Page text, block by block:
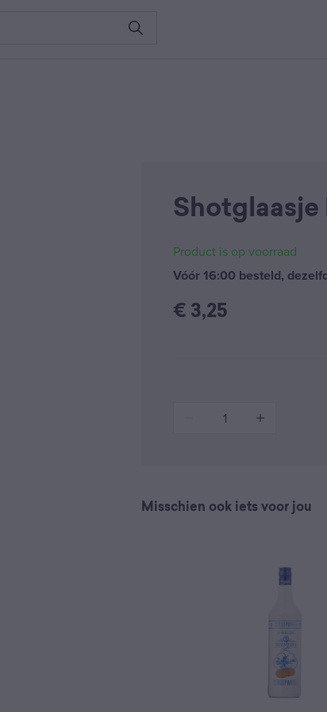
Shotglaasje
Product is op voorraad
Vóór 16:00 besteld,
€ 3,25
1
Misschien ook iets voor jou